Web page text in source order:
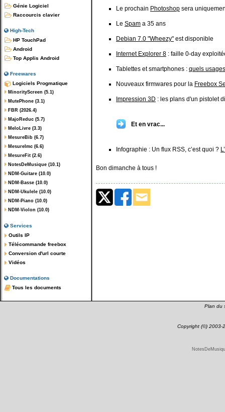
Génie Logiciel
Raccourcis clavier
High-Tech
HP TouchPad
Android
Top Applis Android
Freewares
Logiciels Progmatique
MinorityScreen (5.1)
MutePhone (3.1)
FBR (2026.4)
MajoReduc (5.7)
MeloLivre (3.3)
MesureBib (6.7)
MesureImc (6.6)
MesureFit (2.6)
NotesDeMusique (10.1)
NDM-Guitare (10.0)
NDM-Basse (10.0)
NDM-Ukulele (10.0)
NDM-Piano (10.0)
NDM-Violon (10.0)
Services
Outils IP
Télécommande freebox
Conversion d'url courte
Vidéos
Documentations
Tous les documents
Le prochain Photoshop sera
Le Spam a 35 ans
Debian 7.0 "Wheezy" est disponible
Internet Explorer 8 : faille 0-day
Tablettes et smartphones : quels
Nouveaux firmwares pour la Freebox
Impression 3D : les plans d'un pistolet
Et en vrac...
Infographie : Un flux RSS, c’est quoi ?
Bon dimanche à tous !
Plan du
Copyright (©) 2003-